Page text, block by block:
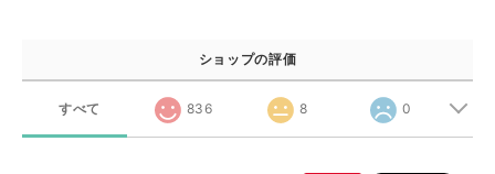
ショップの評価
すべて 836 8 0